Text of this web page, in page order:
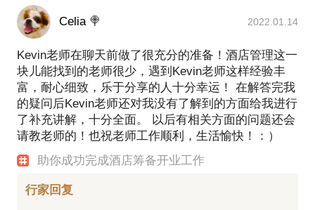
Celia 🍭 2022.01.14
Kevin老师在聊天前做了很充分的准备！酒店管理这一
块儿能找到的老师很少，遇到Kevin老师这样经验丰
富，耐心细致，乐于分享的人十分幸运！ 在解答完我
的疑问后Kevin老师还对我没有了解到的方面给我进行
了补充讲解，十分全面。 以后有相关方面的问题还会
请教老师的！也祝老师工作顺利，生活愉快！：）
助你成功完成酒店筹备开业工作
行家回复